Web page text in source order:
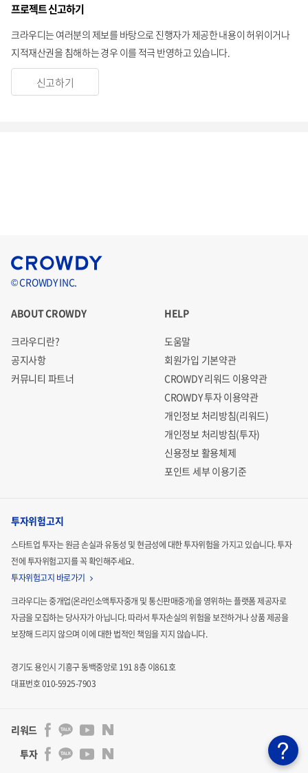
프로젝트 신고하기
크라우디는 여러분의 제보를 바탕으로 진행자가 제공한 내용이 허위이거나
지적재산권을 침해하는 경우 이를 적극 반영하고 있습니다.
신고하기
© CROWDY INC.
ABOUT CROWDY
크라우디란?
공지사항
커뮤니티 파트너
HELP
도움말
회원가입 기본약관
CROWDY 리워드 이용약관
CROWDY 투자 이용약관
개인정보 처리방침(리워드)
개인정보 처리방침(투자)
신용정보 활용체제
포인트 세부 이용기준
투자위험고지
스타트업 투자는 원금 손실과 유동성 및 현금성에 대한 투자위험을 가지고 있습니다.투자
전에 투자위험고지를 꼭 확인해주세요.
투자위험고지 바로가기
크라우디는 중개업(온라인소액투자중개 및 통신판매중개)을 영위하는 플랫폼 제공자로
자금을 모집하는당사자가 아닙니다. 따라서 투자손실의 위험을 보전하거나 상품 제공을
보장해 드리지 않으며 이에 대한 법적인 책임을 지지 않습니다.
경기도 용인시 기흥구 동백중앙로 191 8층 이861호
대표번호 010-5925-7903
리워드
투자